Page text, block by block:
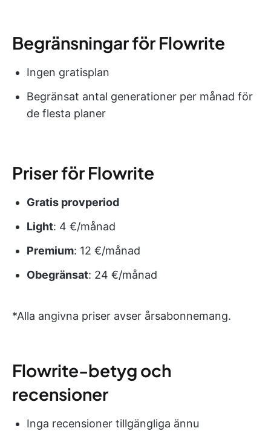
Begränsningar för Flowrite
Ingen gratisplan
Begränsat antal generationer per månad för
de flesta planer
Priser för Flowrite
Gratis provperiod
Light: 4 €/månad
Premium: 12 €/månad
Obegränsat: 24 €/månad
*Alla angivna priser avser årsabonnemang.
Flowrite-betyg och
recensioner
Inga recensioner tillgängliga ännu